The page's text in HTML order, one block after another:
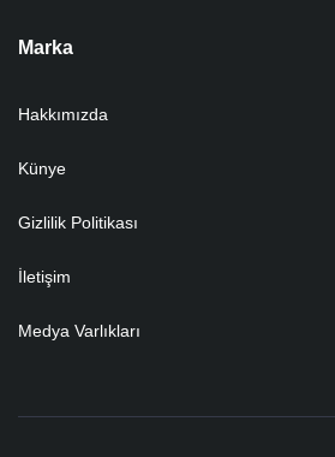
Marka
Hakkımızda
Künye
Gizlilik Politikası
İletişim
Medya Varlıkları